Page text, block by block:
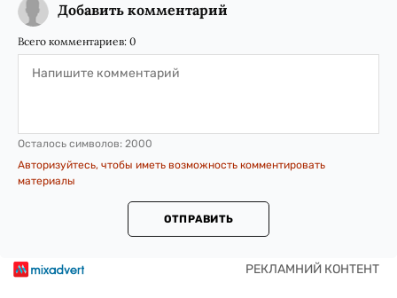
Добавить комментарий
Всего комментариев: 0
Осталось символов: 2000
Авторизуйтесь, чтобы иметь возможность комментировать
материалы
ОТПРАВИТЬ